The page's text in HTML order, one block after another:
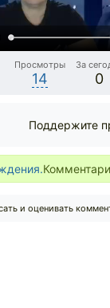
Просмотры
14
За
0
Поддержите
и оценивать